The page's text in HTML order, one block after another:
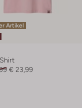
Artikel
€ 23,99